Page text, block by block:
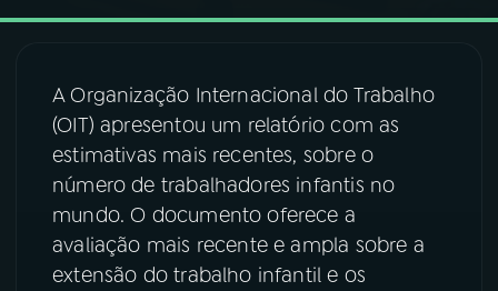
02A RÁDIO
03PROGRAMAÇÃO
04 PROGRAMAS
05 PODCASTS
A Organização Internacional do Trabalho
(OIT) apresentou um relatório com as
estimativas mais recentes, sobre o
número de trabalhadores infantis no
mundo. O documento oferece a
avaliação mais recente e ampla sobre a
extensão do trabalho infantil e os